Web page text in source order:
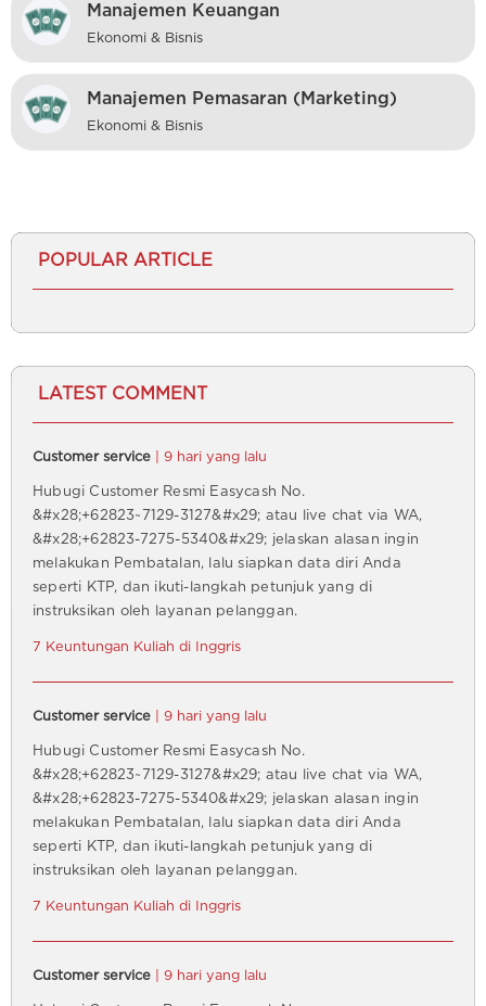
Manajemen Keuangan
Ekonomi & Bisnis
Manajemen Pemasaran (Marketing)
Ekonomi & Bisnis
POPULAR ARTICLE
LATEST COMMENT
Customer service | 9 hari yang lalu
Hubugi Customer Resmi Easycash No.
&#x28;+62823~7129-3127&#x29; atau live chat via WA,
&#x28;+62823-7275-5340&#x29; jelaskan alasan ingin
melakukan Pembatalan, lalu siapkan data diri Anda
seperti KTP, dan ikuti-langkah petunjuk yang di
instruksikan oleh layanan pelanggan.
7 Keuntungan Kuliah di Inggris
Customer service | 9 hari yang lalu
Hubugi Customer Resmi Easycash No.
&#x28;+62823~7129-3127&#x29; atau live chat via WA,
&#x28;+62823-7275-5340&#x29; jelaskan alasan ingin
melakukan Pembatalan, lalu siapkan data diri Anda
seperti KTP, dan ikuti-langkah petunjuk yang di
instruksikan oleh layanan pelanggan.
7 Keuntungan Kuliah di Inggris
Customer service | 9 hari yang lalu